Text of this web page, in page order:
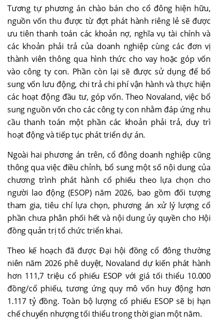
Tương tự phương án chào bán cho cổ đông hiện hữu,
nguồn vốn thu được từ đợt phát hành riêng lẻ sẽ được
ưu tiên thanh toán các khoản nợ, nghĩa vụ tài chính và
các khoản phải trả của doanh nghiệp cùng các đơn vị
thành viên thông qua hình thức cho vay hoặc góp vốn
vào công ty con. Phần còn lại sẽ được sử dụng để bổ
sung vốn lưu động, chi trả chi phí vận hành và thực hiện
các hoạt động đầu tư, góp vốn. Theo Novaland, việc bổ
sung nguồn vốn cho các công ty con nhằm đáp ứng nhu
cầu thanh toán một phần các khoản phải trả, duy trì
hoạt động và tiếp tục phát triển dự án.
Ngoài hai phương án trên, cổ đông doanh nghiệp cũng
thông qua việc điều chỉnh, bổ sung một số nội dung của
chương trình phát hành cổ phiếu theo lựa chọn cho
người lao động (ESOP) năm 2026, bao gồm đối tượng
tham gia, tiêu chí lựa chọn, phương án xử lý lượng cổ
phần chưa phân phối hết và nội dung ủy quyền cho Hội
đồng quản trị tổ chức triển khai.
Theo kế hoạch đã được Đại hội đồng cổ đông thường
niên năm 2026 phê duyệt, Novaland dự kiến phát hành
hơn 111,7 triệu cổ phiếu ESOP với giá tối thiểu 10.000
đồng/cổ phiếu, tương ứng quy mô vốn huy động hơn
1.117 tỷ đồng. Toàn bộ lượng cổ phiếu ESOP sẽ bị hạn
chế chuyển nhượng tối thiểu trong thời gian một năm.